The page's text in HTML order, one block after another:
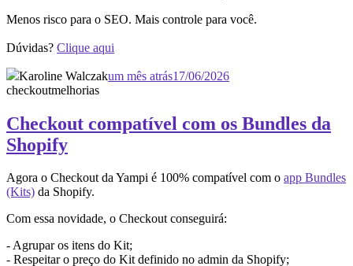
Menos risco para o SEO. Mais controle para você.
Dúvidas? Clique aqui
Karoline Walczakum mês atrás17/06/2026
checkoutmelhorias
Checkout compatível com os Bundles da
Shopify
Agora o Checkout da Yampi é 100% compatível com o app Bundles
(Kits) da Shopify.
Com essa novidade, o Checkout conseguirá:
- Agrupar os itens do Kit;
- Respeitar o preço do Kit definido no admin da Shopify;